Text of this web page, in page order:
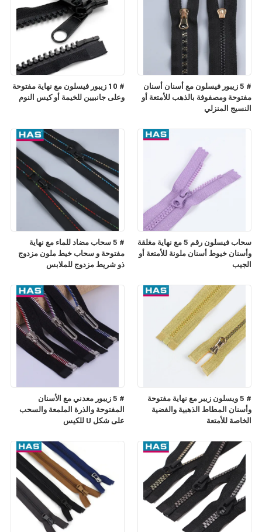
# 10 زيبور فيسلون مع نهاية مفتوحة
وعلى جانبيين للخيمة أو كيس النوم
# 5 زيبور فيسلون مع أسنان أسنان
مفتوحة ومصفوفة بالذهب للأمتعة أو
النسيج المنزلي
# 5 سحاب مضاد للماء مع نهاية
مفتوحة و سحاب خيط ملون مزدوج
ذو شريط مزدوج للملابس
سحاب فيسلون رقم 5 مع نهاية مغلقة
وأسنان خيوط أسنان ملونة للأمتعة أو
الجيب
# 5 زيبور معدني مع الأسنان
المفتوحة والذرة الملمعة والسحب
على شكل U للكيس
# 5 ويسلون زيبر مع نهاية مفتوحة
وأسنان المطاط الذهبية والفضية
الخاصة للأمتعة